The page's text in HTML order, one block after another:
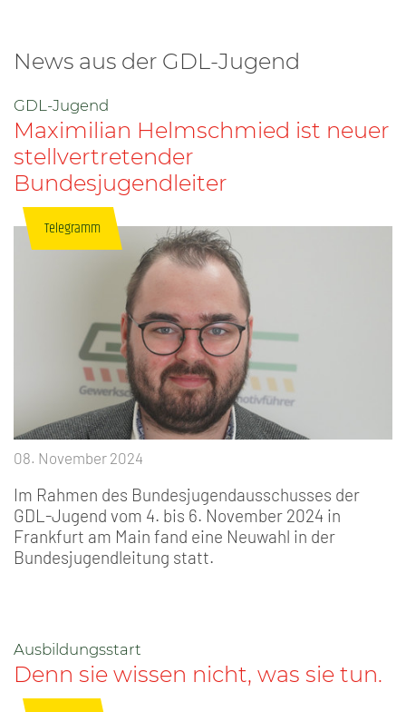
News aus der GDL-Jugend
Telegramm
GDL-Jugend
Maximilian Helmschmied ist neuer
stellvertretender
Bundesjugendleiter
08. November 2024
Im Rahmen des Bundesjugendausschusses der
GDL-Jugend vom 4. bis 6. November 2024 in
Frankfurt am Main fand eine Neuwahl in der
Bundesjugendleitung statt.
Ausbildungsstart
Denn sie wissen nicht, was sie tun.